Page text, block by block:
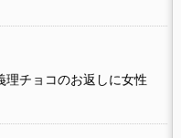
理チョコのお返しに女性